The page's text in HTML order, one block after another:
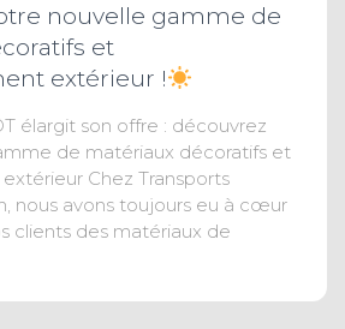
nouvelle gamme de
et
extérieur !
élargit son offre : découvrez
de matériaux décoratifs et
Chez Transports
nous avons toujours eu à cœur
clients des matériaux de